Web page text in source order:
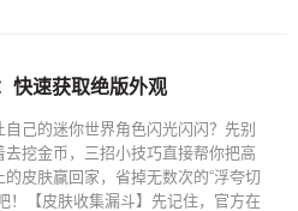
快速获取绝版外观
自己的迷你世界角色闪光闪闪？先别
去挖金币，三招小技巧直接帮你把高
的皮肤赢回家，省掉无数次的“浮夸切
！【皮肤收集漏斗】先记住，官方在